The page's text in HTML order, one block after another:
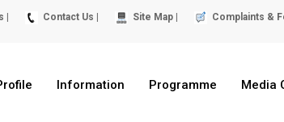
Contact Us | Site Map | Complaints &
Information Programme Media